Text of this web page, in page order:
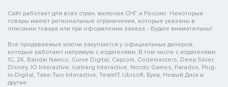
Сайт работает для всех стран, включая СНГ и Россию. Некоторые
товары имеют региональные ограничения, которые указаны в
описании товара или при оформлении заказа - будьте внимательны!
Все продаваемые ключи закупаются у официальных дилеров,
которые работают напрямую с издателями. В том числе с издателями:
1C, 2K, Bandai Namco, Curve Digital, Capcom, Codemasters, Deep Silver,
Disney, IO Interactive, Iceberg Interactive, Nordic Games, Paradox, Plug-
in-Digital, Take-Two Interactive, Team17, Ubisoft, Бука, Новый Диск и
другие